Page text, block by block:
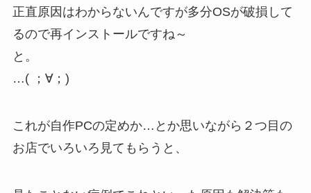
正直原因はわからないんですが多分OSが破損して
るので再インストールですね～
と。
…( ；∀；)
これが自作PCの定めか…とか思いながら２つ目の
お店でいろいろ見てもらうと、